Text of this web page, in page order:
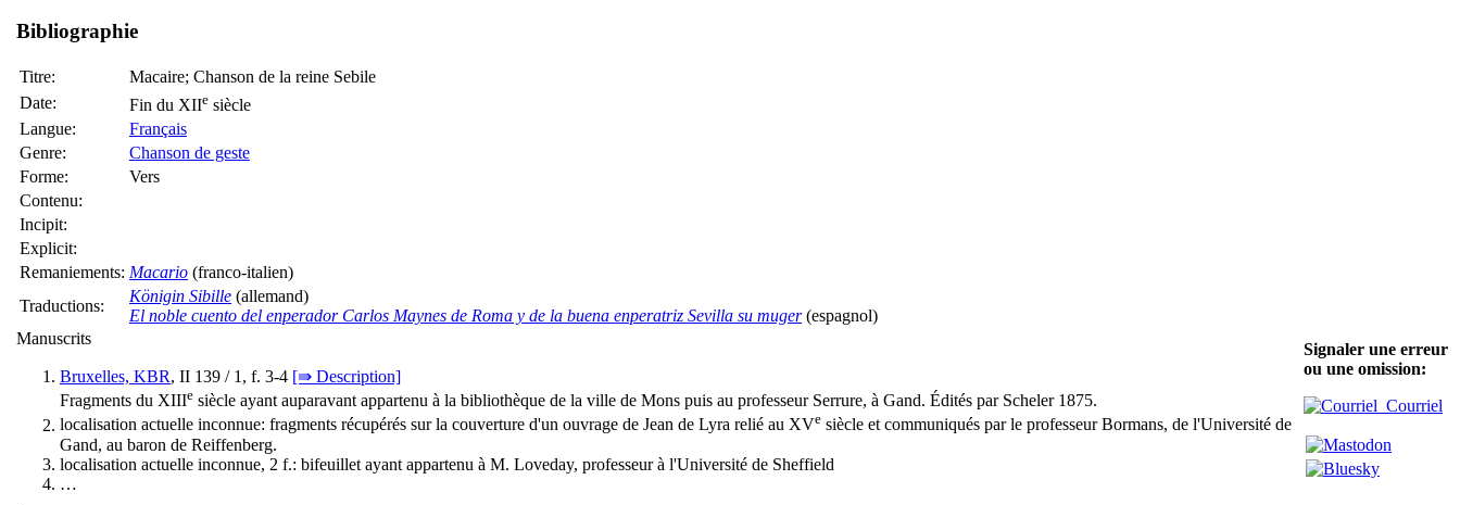
Bibliographie
Titre:
Macaire; Chanson de la reine Sebile
Date:
Fin du XIIe siècle
Langue:
Français
Genre:
Chanson de geste
Forme:
Vers
Contenu:
Incipit:
Explicit:
Remaniements: Macario (franco-italien)
Traductions:
Königin Sibille (allemand)
El noble cuento del enperador Carlos Maynes de Roma y de la buena enperatriz Sevilla su muger(espagnol)
Manuscrits
Bruxelles, KBR, II 139 / 1, f. 3-4 [⇛ Description]
Fragments du XIIIe siècle ayant auparavant appartenu à la bibliothèque de la ville de Mons puis au professeur Serrure, à Gand. Édités par Scheler 1875.
localisation actuelle inconnue: fragments récupérés sur la couverture d'un ouvrage de Jean de Lyra relié au XVe siècle et communiqués par le professeur Bormans, de l'Université de
Gand, au baron de Reiffenberg.
localisation actuelle inconnue, 2 f.: bifeuillet ayant appartenu à M. Loveday, professeur à l'Université de Sheffield
…
Signaler une erreur
ou une omission:
Courriel